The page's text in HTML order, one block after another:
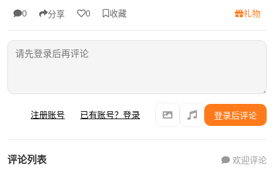
0 分享 0 收藏 礼物
注册账号 已有账号？登录 登录后评论
评论列表 欢迎评论